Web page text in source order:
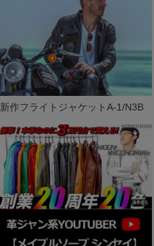
新作フライトジャケットA-1/N3B